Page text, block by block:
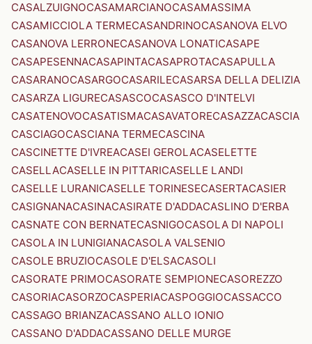
CASALZUIGNOCASAMARCIANOCASAMASSIMA
CASAMICCIOLA TERMECASANDRINOCASANOVA ELVO
CASANOVA LERRONECASANOVA LONATICASAPE
CASAPESENNACASAPINTACASAPROTACASAPULLA
CASARANOCASARGOCASARILECASARSA DELLA DELIZIA
CASARZA LIGURECASASCOCASASCO D'INTELVI
CASATENOVOCASATISMACASAVATORECASAZZACASCIA
CASCIAGOCASCIANA TERMECASCINA
CASCINETTE D'IVREACASEI GEROLACASELETTE
CASELLACASELLE IN PITTARICASELLE LANDI
CASELLE LURANICASELLE TORINESECASERTACASIER
CASIGNANACASINACASIRATE D'ADDACASLINO D'ERBA
CASNATE CON BERNATECASNIGOCASOLA DI NAPOLI
CASOLA IN LUNIGIANACASOLA VALSENIO
CASOLE BRUZIOCASOLE D'ELSACASOLI
CASORATE PRIMOCASORATE SEMPIONECASOREZZO
CASORIACASORZOCASPERIACASPOGGIOCASSACCO
CASSAGO BRIANZACASSANO ALLO IONIO
CASSANO D'ADDACASSANO DELLE MURGE